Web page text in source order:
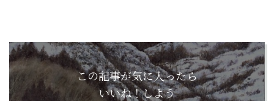
この記事が気に入ったら
いいね！しよう